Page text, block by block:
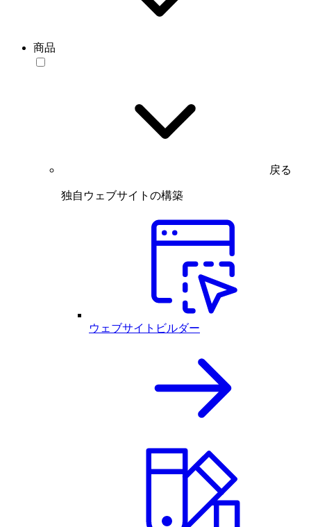
商品
戻る
独自ウェブサイトの構築
ウェブサイトビルダー